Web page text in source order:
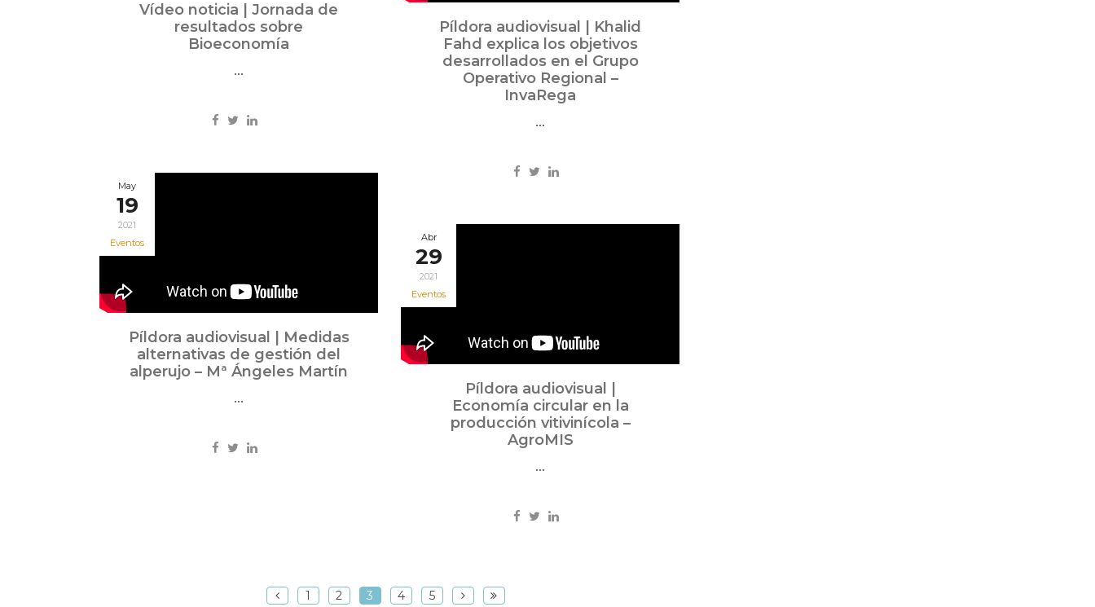
Vídeo noticia | Jornada de
resultados sobre
Bioeconomía
...
Píldora audiovisual | Khalid
Fahd explica los objetivos
desarrollados en el Grupo
Operativo Regional –
InvaRega
...
May
19
2021
Eventos
Píldora audiovisual | Medidas
alternativas de gestión del
alperujo – Mª Ángeles Martín
...
Abr
29
2021
Eventos
Píldora audiovisual |
Economía circular en la
producción vitivinícola –
AgroMIS
...
1 2 3 4 5